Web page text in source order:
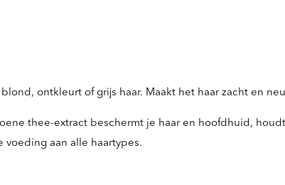
ontkleurt of grijs haar. Maakt het haar zacht en
thee-extract beschermt je haar en hoofdhuid,
voeding aan alle haartypes.